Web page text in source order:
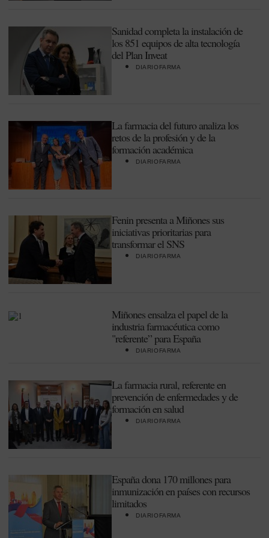
Sanidad completa la instalación de
los 851 equipos de alta tecnología
del Plan Inveat
DIARIOFARMA
La farmacia del futuro analiza los
retos de la profesión y de la
formación académica
DIARIOFARMA
Fenin presenta a Miñones sus
iniciativas prioritarias para
transformar el SNS
DIARIOFARMA
Miñones ensalza el papel de la
industria farmacéutica como
"referente” para España
DIARIOFARMA
La farmacia rural, referente en
prevención de enfermedades y de
formación en salud
DIARIOFARMA
España dona 170 millones para
inmunización en países con recursos
limitados
DIARIOFARMA